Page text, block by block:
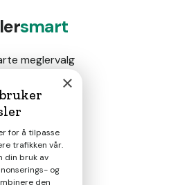
smart
meglervalg
×
for å tilpasse
trafikken vår.
din bruk av
og
den